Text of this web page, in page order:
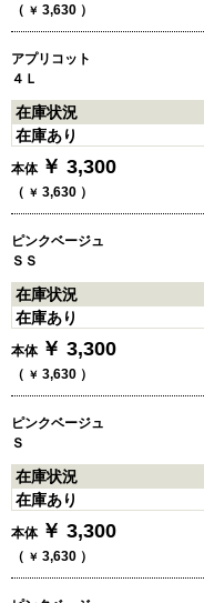
（ ￥ 3,630 ）
アプリコット
４Ｌ
在庫状況
在庫あり
本体 ￥ 3,300
（ ￥ 3,630 ）
ピンクベージュ
ＳＳ
在庫状況
在庫あり
本体 ￥ 3,300
（ ￥ 3,630 ）
ピンクベージュ
Ｓ
在庫状況
在庫あり
本体 ￥ 3,300
（ ￥ 3,630 ）